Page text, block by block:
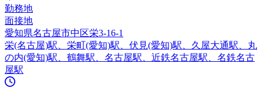
勤務地
面接地
愛知県名古屋市中区栄3-16-1
栄(名古屋)駅、栄町(愛知)駅、伏見(愛知)駅、久屋大通駅、丸
の内(愛知)駅、鶴舞駅、名古屋駅、近鉄名古屋駅、名鉄名古
屋駅